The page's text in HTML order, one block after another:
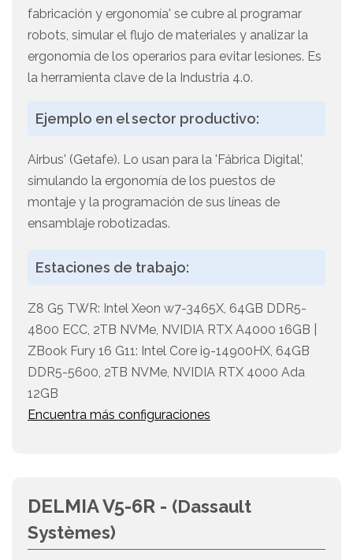
fabricación y ergonomía' se cubre al programar
robots, simular el flujo de materiales y analizar la
ergonomía de los operarios para evitar lesiones. Es
la herramienta clave de la Industria 4.0.
Ejemplo en el sector productivo:
Airbus' (Getafe). Lo usan para la 'Fábrica Digital',
simulando la ergonomía de los puestos de
montaje y la programación de sus líneas de
ensamblaje robotizadas.
Estaciones de trabajo:
Z8 G5 TWR: Intel Xeon w7-3465X, 64GB DDR5-
4800 ECC, 2TB NVMe, NVIDIA RTX A4000 16GB |
ZBook Fury 16 G11: Intel Core i9-14900HX, 64GB
DDR5-5600, 2TB NVMe, NVIDIA RTX 4000 Ada
12GB
Encuentra más configuraciones
DELMIA V5-6R - (Dassault
Systèmes)